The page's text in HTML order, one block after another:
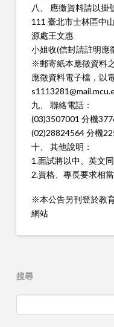
八、 應徵資料請以掛
111 臺北市士林區中
源處王文惠
小姐收(信封請註明應
※郵寄紙本應徵資料
應徵資料電子檔，以
九、 聯絡電話：
(03)3507001 分機
(02)28824564 分機
十、 其他說明：
1.面試將以中、英文同
2.資格、專長要求相
※本公告另刊登於教
網站
搜尋